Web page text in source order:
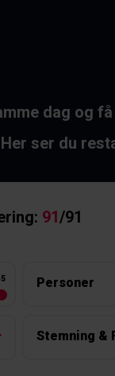
dag og
Her ser du
91/91
Personer
Stemning &